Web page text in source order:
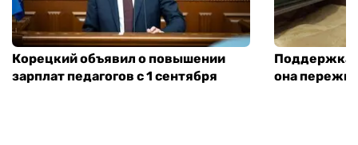
Корецкий объявил о повышении
зарплат педагогов с 1 сентября
Поддержка
она